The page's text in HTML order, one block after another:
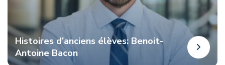
Histoires d’anciens élèves: Benoit-
Antoine Bacon